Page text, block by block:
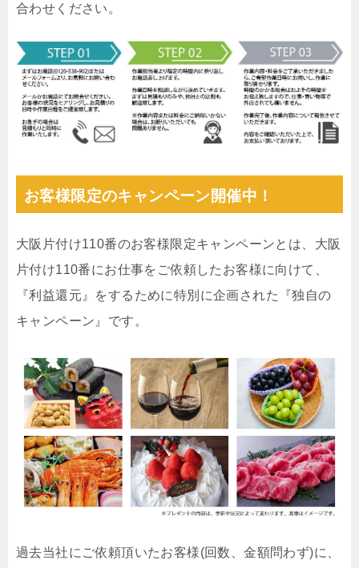
合わせください。
お客様限定のキャンペーン開催中！
大阪片付け110番のお客様限定キャンペーンとは、大阪
片付け110番にお仕事をご依頼したお客様に向けて、
『利益還元』をするために特別に企画された『独自の
キャンペーン』です。
過去当社にご依頼頂いたお客様(回数、金額問わず)に、